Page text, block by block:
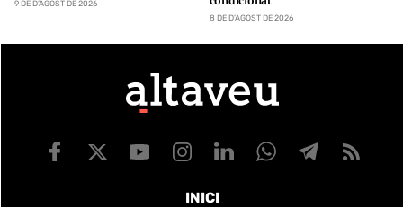
9 DE D’AGOST DE 2026
8 DE D’AGOST DE 2026
INICI